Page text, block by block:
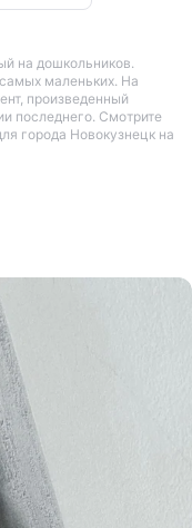
на дошкольников.
маленьких. На
произведенный
последнего. Смотрите
города Новокузнецк на